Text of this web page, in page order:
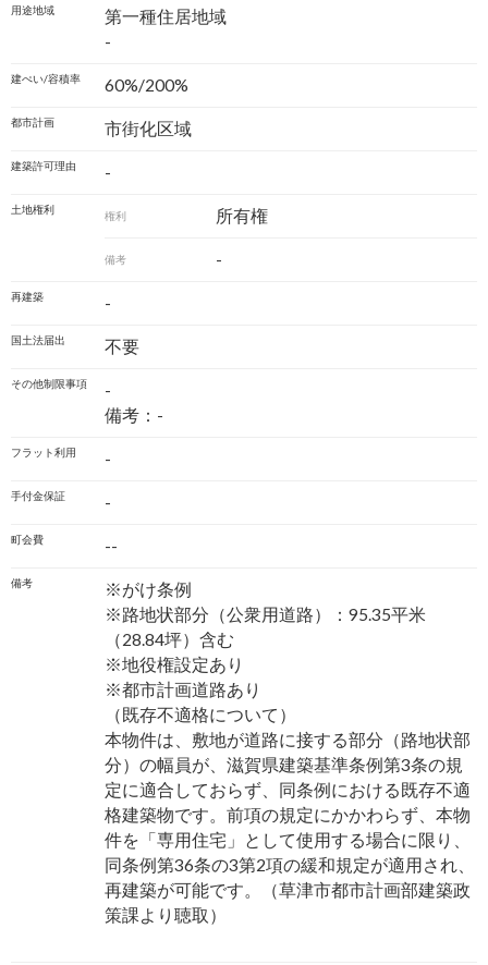
用途地域
第一種住居地域
-
建ぺい/容積率 60%/200%
都市計画 市街化区域
建築許可理由 -
土地権利 権利 所有権
備考 -
再建築 -
国土法届出 不要
その他制限事項
-
備考：-
フラット利用 -
手付金保証 -
町会費 --
備考
※がけ条例
※路地状部分（公衆用道路）：95.35平米
（28.84坪）含む
※地役権設定あり
※都市計画道路あり
（既存不適格について）
本物件は、敷地が道路に接する部分（路地状部
分）の幅員が、滋賀県建築基準条例第3条の規
定に適合しておらず、同条例における既存不適
格建築物です。前項の規定にかかわらず、本物
件を「専用住宅」として使用する場合に限り、
同条例第36条の3第2項の緩和規定が適用され、
再建築が可能です。（草津市都市計画部建築政
策課より聴取）